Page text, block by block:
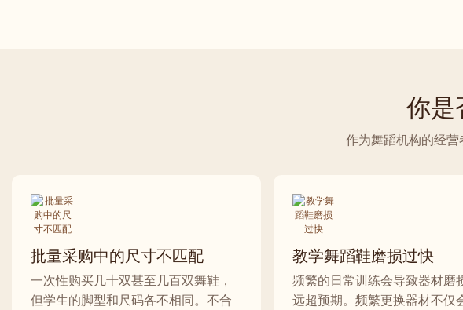
你是
作为舞蹈机构的经营
批量采购中的尺寸不匹配
一次性购买几十双甚至几百双舞鞋，
但学生的脚型和尺码各不相同。不合
教学舞蹈鞋磨损过快
频繁的日常训练会导致器材磨
远超预期。频繁更换器材不仅